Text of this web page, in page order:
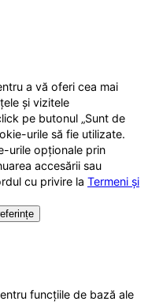
a vă oferi cea mai
și vizitele
pe butonul „Sunt de
urile să fie utilizate.
urile opționale prin
accesării sau
cu privire la Termeni și
funcțiile de bază ale